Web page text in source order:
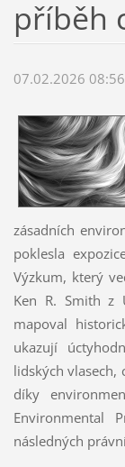
příběh
07.02.2026 08:56
zásadních
poklesla
Výzkum, který
Ken R. Smith z
mapoval
ukazují
lidských vlasech,
díky
Environmental
následných